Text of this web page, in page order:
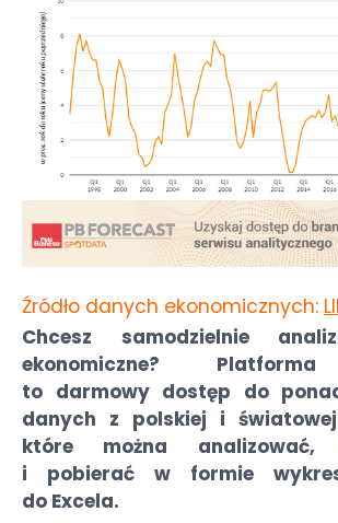
Źródło danych ekonomicznych:
Chcesz samodzielnie
ekonomiczne?
to darmowy dostęp do
danych z polskiej i
które można analizować,
i pobierać w formie
do Excela.